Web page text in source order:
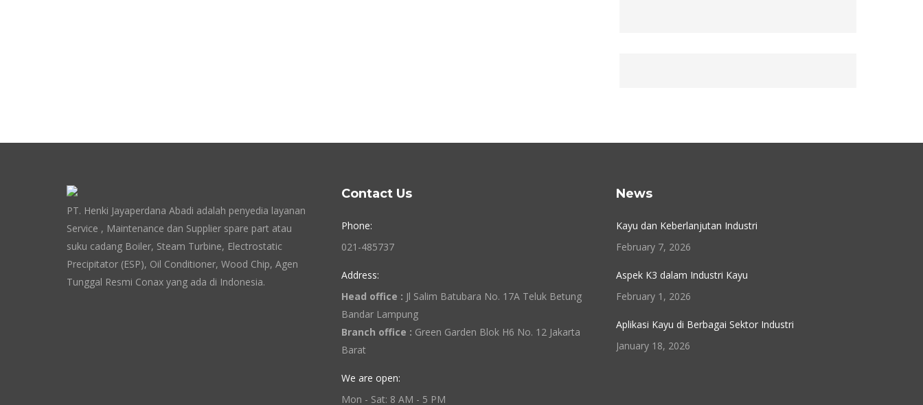
PT. Henki Jayaperdana Abadi adalah penyedia layanan
Service , Maintenance dan Supplier spare part atau
suku cadang Boiler, Steam Turbine, Electrostatic
Precipitator (ESP), Oil Conditioner, Wood Chip, Agen
Tunggal Resmi Conax yang ada di Indonesia.
Contact Us
Phone:
021-485737
Address:
Head office : Jl Salim Batubara No. 17A Teluk Betung
Bandar Lampung
Branch office : Green Garden Blok H6 No. 12 Jakarta
Barat
We are open:
Mon - Sat: 8 AM - 5 PM
News
Kayu dan Keberlanjutan Industri
February 7, 2026
Aspek K3 dalam Industri Kayu
February 1, 2026
Aplikasi Kayu di Berbagai Sektor Industri
January 18, 2026